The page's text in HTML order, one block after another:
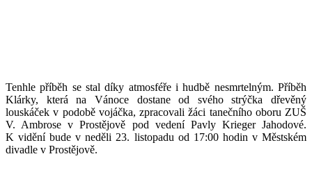
Tenhle příběh se stal díky atmosféře i hudbě nesmrtelným. Příběh
Klárky, která na Vánoce dostane od svého strýčka dřevěný
louskáček v podobě vojáčka, zpracovali žáci tanečního oboru ZUŠ
V. Ambrose v Prostějově pod vedení Pavly Krieger Jahodové.
K vidění bude v neděli 23. listopadu od 17:00 hodin v Městském
divadle v Prostějově.